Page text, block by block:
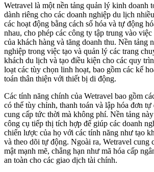
Wetravel là một nền tảng quản lý kinh doanh
dành riêng cho các doanh nghiệp du lịch
các hoạt động bằng cách số hóa và tự động
nhau, cho phép các công ty tập trung vào
của khách hàng và tăng doanh thu. Nền tảng
nghiệp trong việc tạo và quản lý các trang
khách du lịch và tạo điều kiện cho các quy
loạt các tùy chọn linh hoạt, bao gồm các kế
toán thân thiện với thiết bị di động.
Các tính năng chính của Wetravel bao gồm
có thể tùy chỉnh, thanh toán và lập hóa đơn tự
cung cấp tức thời mà không phí. Nền tảng
công cụ tiếp thị tích hợp để giúp các doanh
chiến lược của họ với các tính năng như tạo
và theo dõi tự động. Ngoài ra, Wetravel cung
mật mạnh mẽ, chẳng hạn như mã hóa cấp
an toàn cho các giao dịch tài chính.